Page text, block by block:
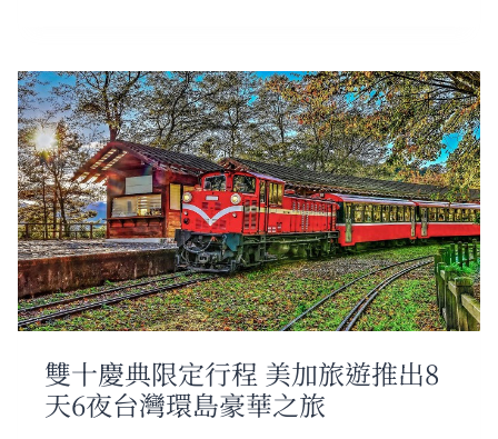
利-
平
板
電
腦
補
助
2.0
雙十慶典限定行程 美加旅遊推出8
天6夜台灣環島豪華之旅